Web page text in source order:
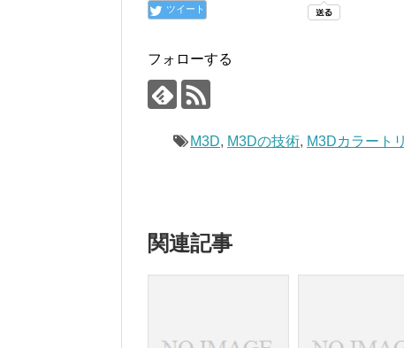
ツイート
フォローする
M3D, M3Dの技術, M3Dカラート
関連記事